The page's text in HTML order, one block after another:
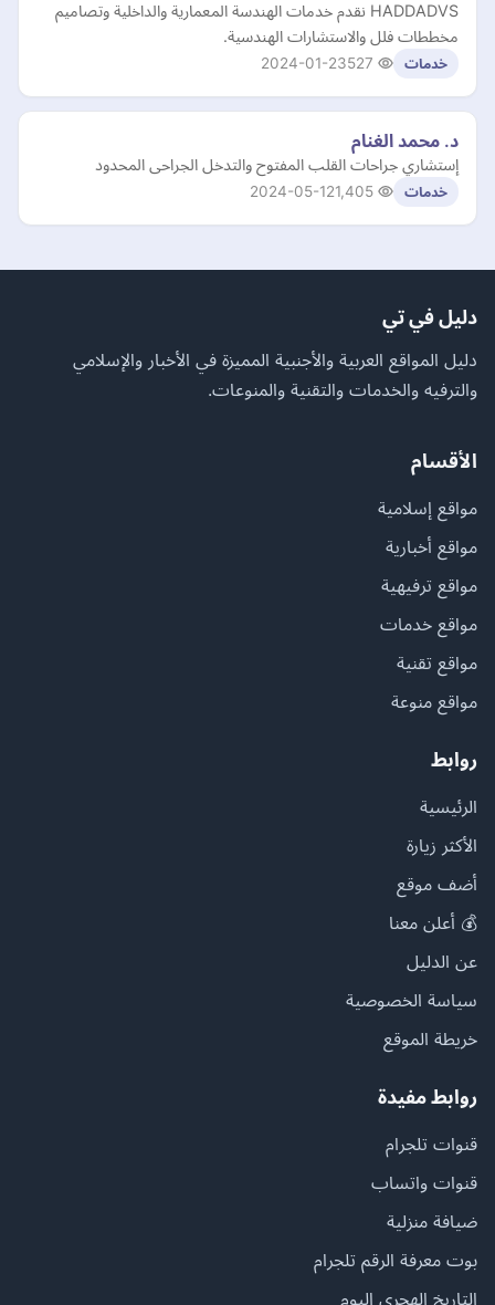
HADDADVS نقدم خدمات الهندسة المعمارية والداخلية وتصاميم
مخططات فلل والاستشارات الهندسية.
خدمات 2024-01-23
د. محمد الغنام
إستشاري جراحات القلب المفتوح والتدخل الجراحى المحدود
خدمات 2024-05-12
دليل في تي
دليل المواقع العربية والأجنبية المميزة في الأخبار والإسلامي
والترفيه والخدمات والتقنية والمنوعات.
الأقسام
مواقع إسلامية
مواقع أخبارية
مواقع ترفيهية
مواقع خدمات
مواقع تقنية
مواقع منوعة
روابط
الرئيسية
الأكثر زيارة
أضف موقع
💰 أعلن معنا
عن الدليل
سياسة الخصوصية
خريطة الموقع
روابط مفيدة
قنوات تلجرام
قنوات واتساب
ضيافة منزلية
بوت معرفة الرقم تلجرام
التاريخ الهجري اليوم